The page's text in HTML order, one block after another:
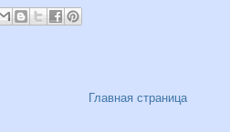
Главная страница